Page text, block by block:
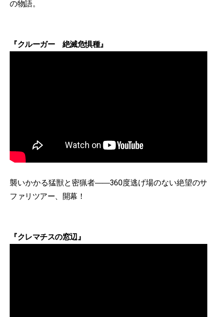
の物語。
『クルーガー 絶滅危惧種』
襲いかかる猛獣と密猟者――360度逃げ場のない絶望のサ
ファリツアー、開幕！
『クレマチスの窓辺』